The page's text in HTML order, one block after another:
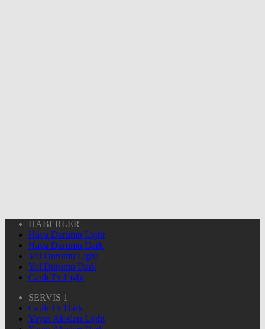
HABERLER
Hava Durumu Light
Hava Durumu Dark
Yol Durumu Light
Yol Durumu Dark
Canlı Tv Light
SERVİS 1
Canlı Tv Dark
Yayın Akışları Light